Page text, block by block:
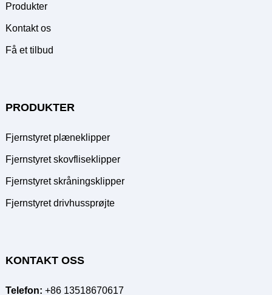
Produkter
Kontakt os
Få et tilbud
PRODUKTER
Fjernstyret plæneklipper
Fjernstyret skovfliseklipper
Fjernstyret skråningsklipper
Fjernstyret drivhussprøjte
KONTAKT OSS
Telefon: +86 13518670617